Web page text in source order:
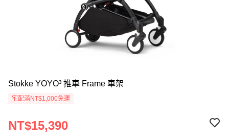
Stokke YOYO³ 推車 Frame 車架
宅配滿NT$1,000免運
NT$15,390